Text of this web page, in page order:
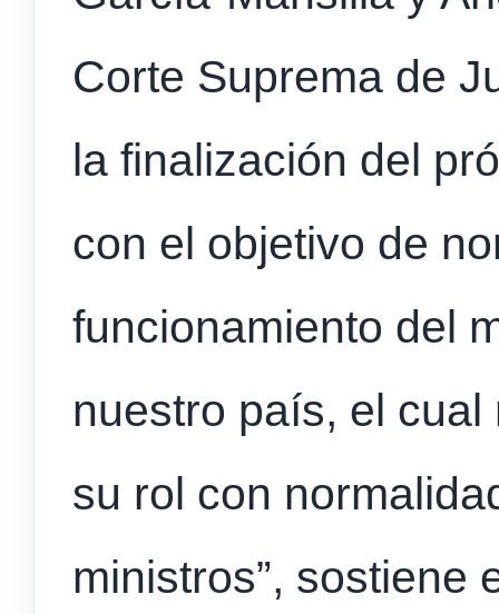
Corte Suprema de
la finalización del
con el objetivo de
funcionamiento del
nuestro país, el
su rol con
ministros”, sostiene